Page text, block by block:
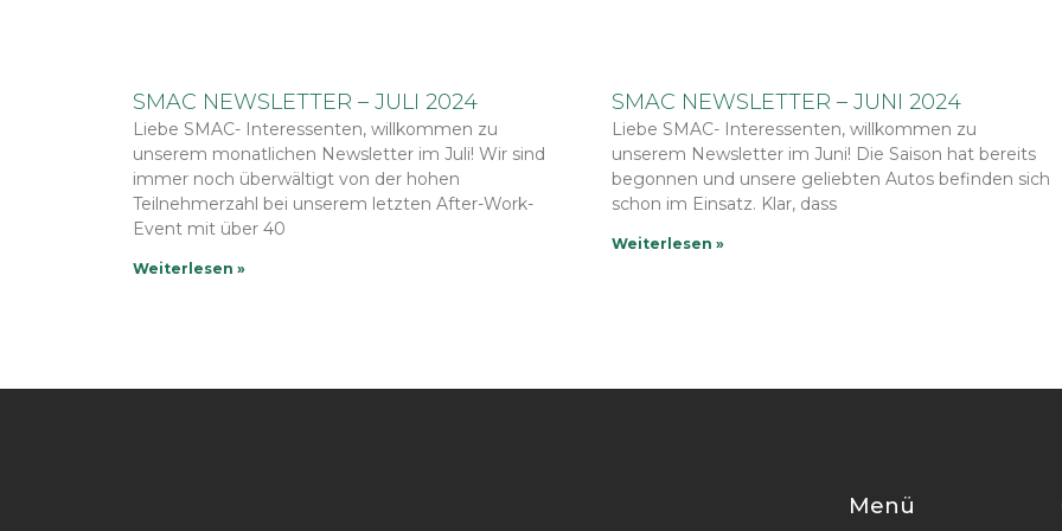
SMAC NEWSLETTER – JULI 2024
Liebe SMAC- Interessenten, willkommen zu
unserem monatlichen Newsletter im Juli! Wir sind
immer noch überwältigt von der hohen
Teilnehmerzahl bei unserem letzten After-Work-
Event mit über 40
Weiterlesen »
SMAC NEWSLETTER – JUNI 2024
Liebe SMAC- Interessenten, willkommen zu
unserem Newsletter im Juni! Die Saison hat bereits
begonnen und unsere geliebten Autos befinden sich
schon im Einsatz. Klar, dass
Weiterlesen »
Menü